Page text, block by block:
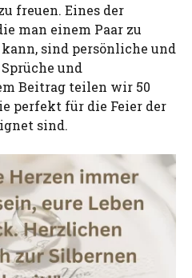
freuen. Eines der
man einem Paar zu
sind persönliche und
und
Beitrag teilen wir 50
perfekt für die Feier der
sind.